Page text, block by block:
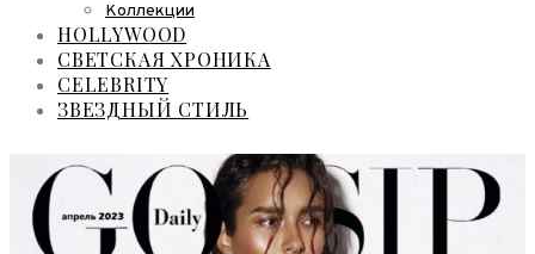
Коллекции
HOLLYWOOD
СВЕТСКАЯ ХРОНИКА
CELEBRITY
ЗВЕЗДНЫЙ СТИЛЬ